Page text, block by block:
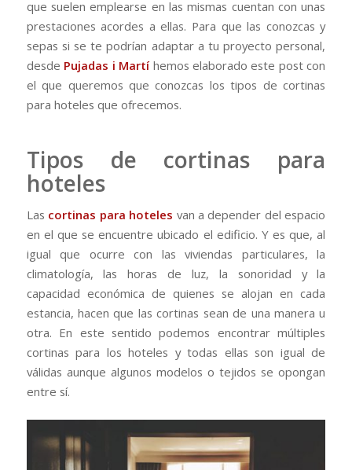
que suelen emplearse en las mismas cuentan con unas
prestaciones acordes a ellas. Para que las conozcas y
sepas si se te podrían adaptar a tu proyecto personal,
desde Pujadas i Martíhemos elaborado este post con
el que queremos que conozcas los tipos de cortinas
para hoteles que ofrecemos.
Tipos de cortinas para
hoteles
Las cortinas para hoteles van a depender del espacio
en el que se encuentre ubicado el edificio. Y es que, al
igual que ocurre con las viviendas particulares, la
climatología, las horas de luz, la sonoridad y la
capacidad económica de quienes se alojan en cada
estancia, hacen que las cortinas sean de una manera u
otra. En este sentido podemos encontrar múltiples
cortinas para los hoteles y todas ellas son igual de
válidas aunque algunos modelos o tejidos se opongan
entre sí.